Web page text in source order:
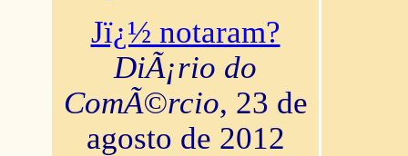
Jï¿½ notaram?
DiÃ¡rio do
ComÃ©rcio, 23 de
agosto de 2012